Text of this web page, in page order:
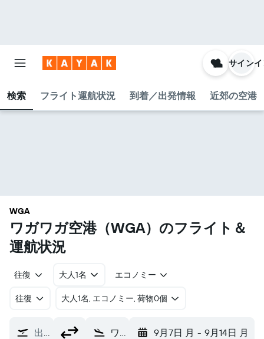
検索 フライト運航状況 到着／出発情報 近郊の空港
サイン
WGA
ワガワガ空港​（WGA​）のフライト＆
運航状況
往復 大人1名 エコノミー
往復 ​大人1名, エコノミー, 荷物0個
出発地 ワガワガ空港 (WGA) 9月7日 月 - 9月14日 月